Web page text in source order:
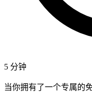
5 分钟
当你拥有了一个专属的